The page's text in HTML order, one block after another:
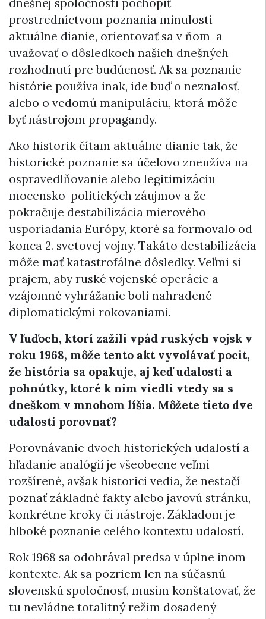
prostredníctvom poznania minulosti
aktuálne dianie, orientovať sa v ňom a
uvažovať o dôsledkoch našich dnešných
rozhodnutí pre budúcnosť. Ak sa poznanie
histórie používa inak, ide buď o neznalosť,
alebo o vedomú manipuláciu, ktorá môže
byť nástrojom propagandy.
Ako historik čítam aktuálne dianie tak, že
historické poznanie sa účelovo zneužíva na
ospravedlňovanie alebo legitimizáciu
mocensko-politických záujmov a že
pokračuje destabilizácia mierového
usporiadania Európy, ktoré sa formovalo od
konca 2. svetovej vojny. Takáto destabilizácia
môže mať katastrofálne dôsledky. Veľmi si
prajem, aby ruské vojenské operácie a
vzájomné vyhrážanie boli nahradené
diplomatickými rokovaniami.
V ľuďoch, ktorí zažili vpád ruských vojsk v
roku 1968, môže tento akt vyvolávať pocit,
že história sa opakuje, aj keď udalosti a
pohnútky, ktoré k nim viedli vtedy sa s
dneškom v mnohom líšia. Môžete tieto dve
udalosti porovnať?
​Porovnávanie dvoch historických udalostí a
hľadanie analógií je všeobecne veľmi
rozšírené, avšak historici vedia, že nestačí
poznať základné fakty alebo javovú stránku,
konkrétne kroky či nástroje. Základom je
hlboké poznanie celého kontextu udalostí.
Rok 1968 sa odohrával predsa v úplne inom
kontexte. Ak sa pozriem len na súčasnú
slovenskú spoločnosť, musím konštatovať, že
tu nevládne totalitný režim dosadený